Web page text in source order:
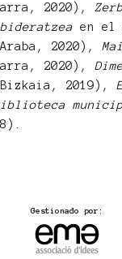
2020),
en el
2020),
2020),
2019),
Gestionado por: